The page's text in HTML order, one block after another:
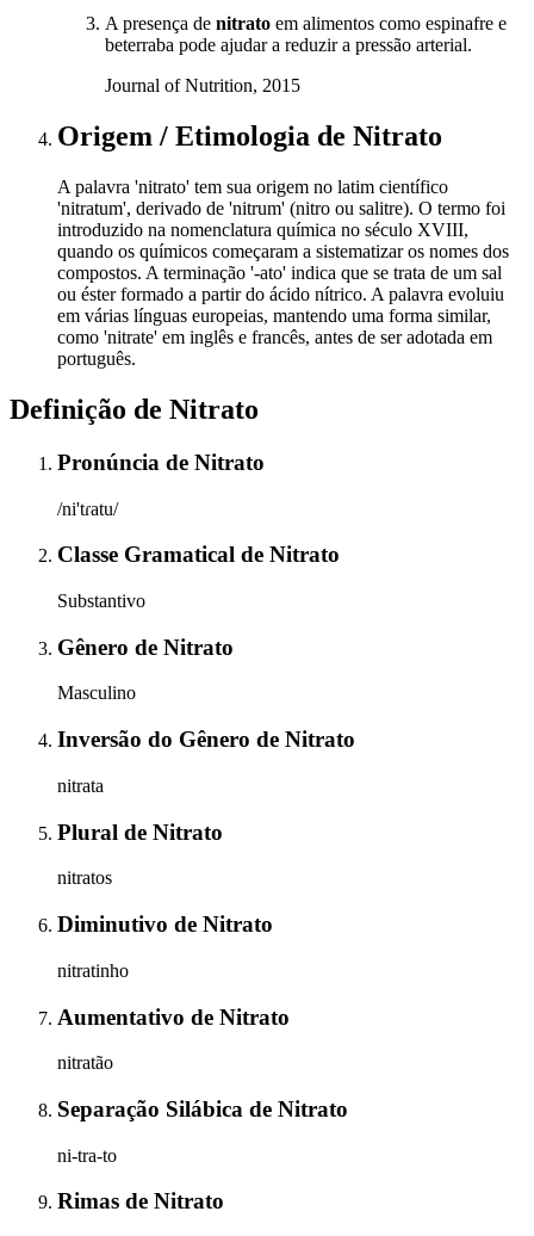
A presença de nitrato em alimentos como espinafre e
beterraba pode ajudar a reduzir a pressão arterial.
Journal of Nutrition, 2015
Origem / Etimologia de Nitrato
A palavra 'nitrato' tem sua origem no latim científico
'nitratum', derivado de 'nitrum' (nitro ou salitre). O termo foi
introduzido na nomenclatura química no século XVIII,
quando os químicos começaram a sistematizar os nomes dos
compostos. A terminação '-ato' indica que se trata de um sal
ou éster formado a partir do ácido nítrico. A palavra evoluiu
em várias línguas europeias, mantendo uma forma similar,
como 'nitrate' em inglês e francês, antes de ser adotada em
português.
Definição de Nitrato
Pronúncia de Nitrato
/ni'tɾatu/
Classe Gramatical de Nitrato
Substantivo
Gênero de Nitrato
Masculino
Inversão do Gênero de Nitrato
nitrata
Plural de Nitrato
nitratos
Diminutivo de Nitrato
nitratinho
Aumentativo de Nitrato
nitratão
Separação Silábica de Nitrato
ni-tra-to
Rimas de Nitrato